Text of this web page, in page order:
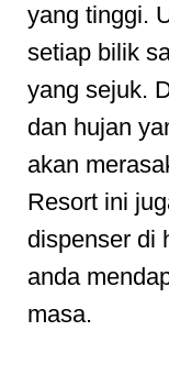
yang tinggi.
setiap bilik
yang sejuk.
dan hujan
akan
Resort ini
dispenser di
anda
masa.